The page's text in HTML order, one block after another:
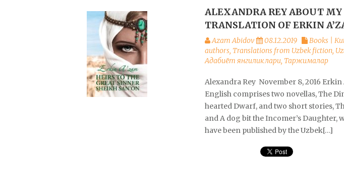
ALEXANDRA REY ABOUT MY
TRANSLATION OF ERKIN
Azam Abidov 08.12.2019 Books |
authors, Translations from Uzbek fiction,
Адабиёт янгиликлари, Таржималар
Alexandra Rey November 8, 2016 Erkin
English comprises two novellas, The
hearted Dwarf, and two short stories,
and A dog bit the Incomer’s Daughter,
have been published by the Uzbek[…]